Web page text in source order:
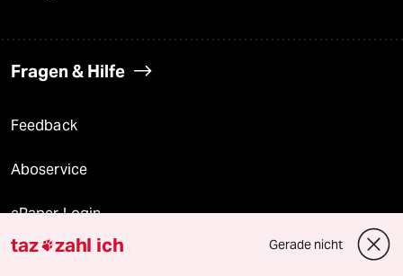
Fragen & Hilfe
Feedback
Aboservice
ePaper Login
Downloads für Abonnierende
taz zahl ich Gerade nicht